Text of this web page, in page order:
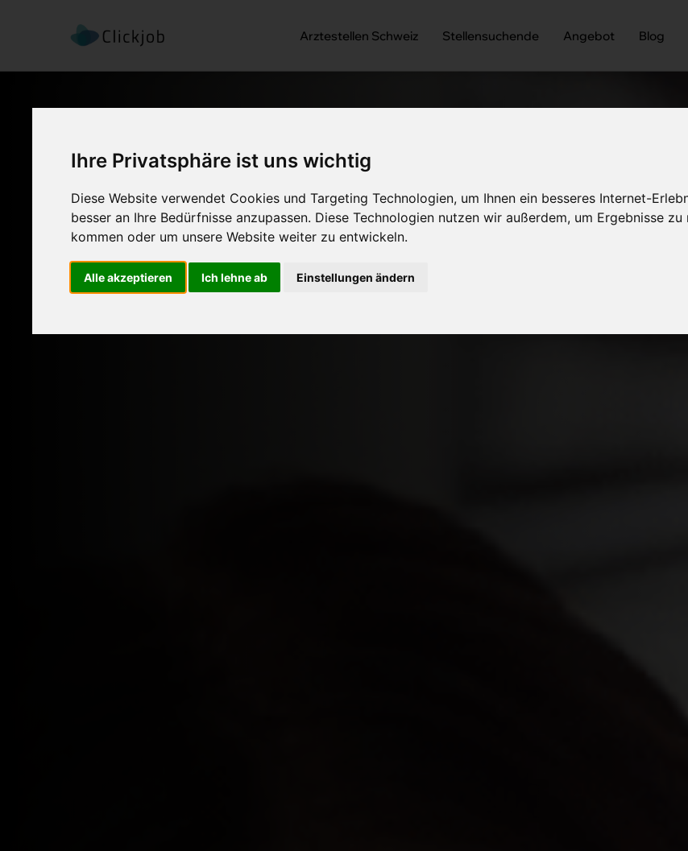
Ihre Privatsphäre ist uns wichtig
Diese Website verwendet Cookies und Targeting Technologien, um Ihnen ein besseres Internet-
besser an Ihre Bedürfnisse anzupassen. Diese Technologien nutzen wir außerdem, um Ergebnisse
kommen oder um unsere Website weiter zu entwickeln.
Alle akzeptieren Ich lehne ab Einstellungen ändern
Arztestellen Schweiz Stellensuchende Angebot Blog